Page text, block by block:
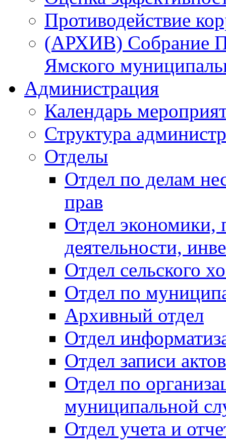
Противодействие
(АРХИВ) Собрание
Ямского
Администрация
Календарь
Структура
Отделы
Отдел по делам
прав
Отдел экономики,
деятельности,
Отдел сельского
Отдел по
Архивный отдел
Отдел
Отдел записи
Отдел по
муниципальной
Отдел учета и